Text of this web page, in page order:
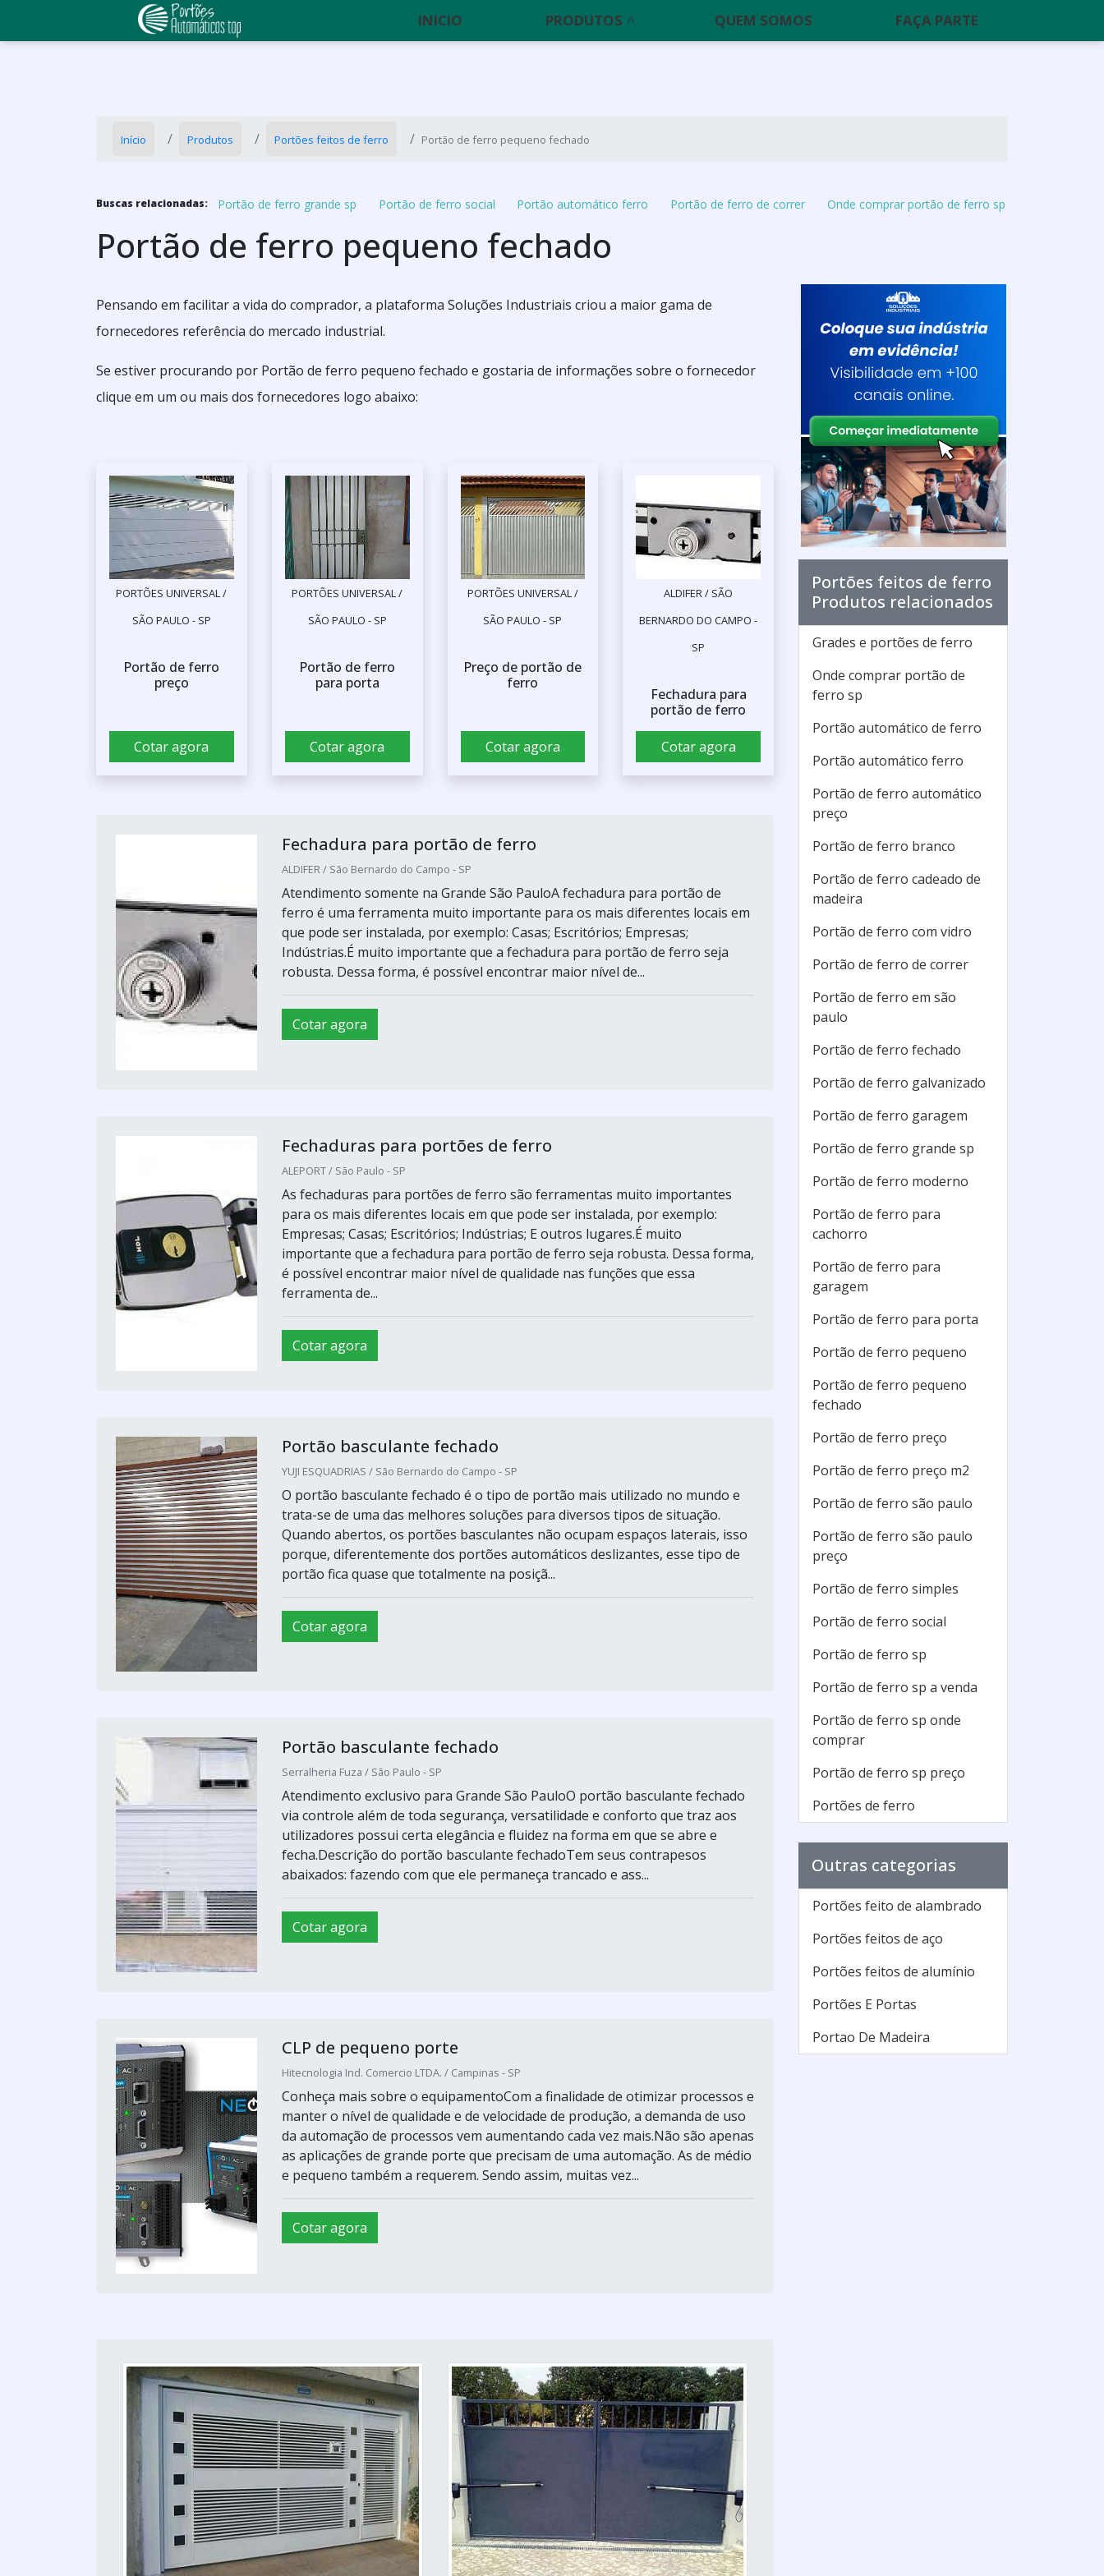
INICIO PRODUTOS QUEM SOMOS FAÇA PARTE
Início Produtos Portões feitos de ferro Portão de ferro pequeno fechado
Buscas relacionadas: Portão de ferro grande sp Portão de ferro social Portão automático ferro Portão de ferro de correr Onde comprar portão de ferro sp
Portão de ferro pequeno fechado
Pensando em facilitar a vida do comprador, a plataforma Soluções Industriais criou a maior gama de
fornecedores referência do mercado industrial.
Se estiver procurando por Portão de ferro pequeno fechado e gostaria de informações sobre o fornecedor
clique em um ou mais dos fornecedores logo abaixo:
PORTÕES UNIVERSAL /
SÃO PAULO - SP
Portão de ferro
preço
Cotar agora
PORTÕES UNIVERSAL /
SÃO PAULO - SP
Portão de ferro
para porta
Cotar agora
PORTÕES UNIVERSAL /
SÃO PAULO - SP
Preço de portão de
ferro
Cotar agora
ALDIFER / SÃO
BERNARDO DO CAMPO -
SP
Fechadura para
portão de ferro
Cotar agora
Fechadura para portão de ferro
ALDIFER / São Bernardo do Campo - SP
Atendimento somente na Grande São PauloA fechadura para portão de
ferro é uma ferramenta muito importante para os mais diferentes locais em
que pode ser instalada, por exemplo: Casas; Escritórios; Empresas;
Indústrias.É muito importante que a fechadura para portão de ferro seja
robusta. Dessa forma, é possível encontrar maior nível de...
Cotar agora
Fechaduras para portões de ferro
ALEPORT / São Paulo - SP
As fechaduras para portões de ferro são ferramentas muito importantes
para os mais diferentes locais em que pode ser instalada, por exemplo:
Empresas; Casas; Escritórios; Indústrias; E outros lugares.É muito
importante que a fechadura para portão de ferro seja robusta. Dessa forma,
é possível encontrar maior nível de qualidade nas funções que essa
ferramenta de...
Cotar agora
Portão basculante fechado
YUJI ESQUADRIAS / São Bernardo do Campo - SP
O portão basculante fechado é o tipo de portão mais utilizado no mundo e
trata-se de uma das melhores soluções para diversos tipos de situação.
Quando abertos, os portões basculantes não ocupam espaços laterais, isso
porque, diferentemente dos portões automáticos deslizantes, esse tipo de
portão fica quase que totalmente na posiçã...
Cotar agora
Portão basculante fechado
Serralheria Fuza / São Paulo - SP
Atendimento exclusivo para Grande São PauloO portão basculante fechado
via controle além de toda segurança, versatilidade e conforto que traz aos
utilizadores possui certa elegância e fluidez na forma em que se abre e
fecha.Descrição do portão basculante fechadoTem seus contrapesos
abaixados: fazendo com que ele permaneça trancado e ass...
Cotar agora
CLP de pequeno porte
Hitecnologia Ind. Comercio LTDA. / Campinas - SP
Conheça mais sobre o equipamentoCom a finalidade de otimizar processos e
manter o nível de qualidade e de velocidade de produção, a demanda de uso
da automação de processos vem aumentando cada vez mais.Não são apenas
as aplicações de grande porte que precisam de uma automação. As de médio
e pequeno também a requerem. Sendo assim, muitas vez...
Cotar agora
Portões feitos de ferro
Produtos relacionados
Grades e portões de ferro
Onde comprar portão de
ferro sp
Portão automático de ferro
Portão automático ferro
Portão de ferro automático
preço
Portão de ferro branco
Portão de ferro cadeado de
madeira
Portão de ferro com vidro
Portão de ferro de correr
Portão de ferro em são
paulo
Portão de ferro fechado
Portão de ferro galvanizado
Portão de ferro garagem
Portão de ferro grande sp
Portão de ferro moderno
Portão de ferro para
cachorro
Portão de ferro para
garagem
Portão de ferro para porta
Portão de ferro pequeno
Portão de ferro pequeno
fechado
Portão de ferro preço
Portão de ferro preço m2
Portão de ferro são paulo
Portão de ferro são paulo
preço
Portão de ferro simples
Portão de ferro social
Portão de ferro sp
Portão de ferro sp a venda
Portão de ferro sp onde
comprar
Portão de ferro sp preço
Portões de ferro
Outras categorias
Portões feito de alambrado
Portões feitos de aço
Portões feitos de alumínio
Portões E Portas
Portao De Madeira